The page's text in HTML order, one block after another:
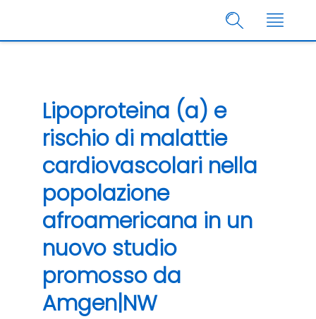
Lipoproteina (a) e
rischio di malattie
cardiovascolari nella
popolazione
afroamericana in un
nuovo studio
promosso da
Amgen |NW